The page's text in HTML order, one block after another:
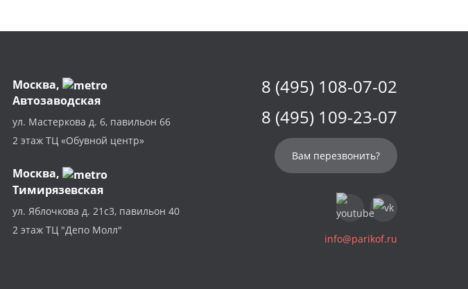
Москва,
Автозаводская
ул. Мастеркова д. 6, павильон 66
2 этаж ТЦ «Обувной центр»
Москва,
Тимирязевская
ул. Яблочкова д. 21с3, павильон 40
2 этаж ТЦ "Депо Молл"
8 (495) 108-07-02
8 (495) 109-23-07
Вам перезвонить?
info@parikof.ru